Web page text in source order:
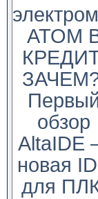
АТОМ
обзор
AltaIDE
новая
для